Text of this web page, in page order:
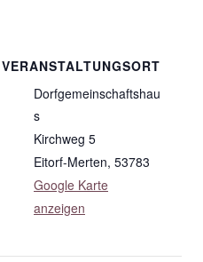
VERANSTALTUNGSORT
Dorfgemeinschaftshau
s
Kirchweg 5
Eitorf-Merten, 53783
Google Karte
anzeigen